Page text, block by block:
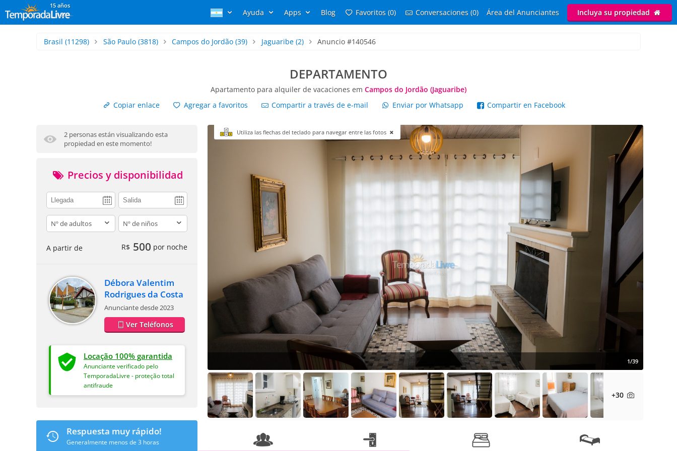
15 años
Ayuda Apps Blog Favoritos (0) Conversaciones (0) Área del Anunciantes Incluya su propiedad
Brasil (11298) São Paulo(3818) Campos do Jordão (39) Jaguaribe(2) Anuncio #140546
DEPARTAMENTO
Apartamento para alquiler de vacaciones em Campos do Jordão (Jaguaribe)
Copiar enlace
Agregar a favoritos Compartir a través de e-mail Enviar por Whatsapp Compartir en Facebook
2 personas están visualizando esta
propiedad en este momento!
Precios y disponibilidad
adults children
A partir de R$ 500 por noche
Débora Valentim
Rodrigues da Costa
Anunciante desde 2023
Ver Teléfonos
Locação 100% garantida
Anunciante verificado pelo
TemporadaLivre - proteção total
antifraude
Respuesta muy rápido!
Generalmente menos de 3 horas
Utiliza las flechas del teclado para navegar entre las fotos
1/39
+30